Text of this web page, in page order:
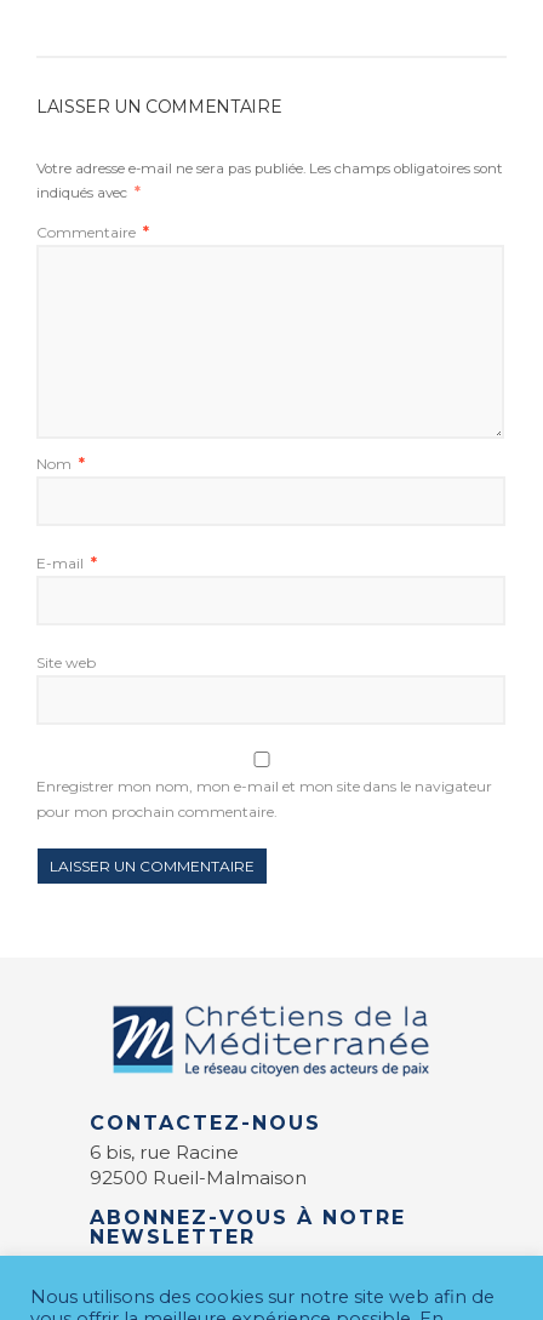
LAISSER UN COMMENTAIRE
Votre adresse e-mail ne sera pas publiée. Les champs obligatoires sont
indiqués avec *
Commentaire *
Nom *
E-mail *
Site web
Enregistrer mon nom, mon e-mail et mon site dans le navigateur
pour mon prochain commentaire.
CONTACTEZ-NOUS
6 bis, rue Racine
92500 Rueil-Malmaison
ABONNEZ-VOUS À NOTRE
NEWSLETTER
E-mail*
Nous utilisons des cookies sur notre site web afin de